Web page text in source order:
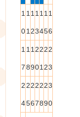
1
0
1
1
1
2
1
3
1
4
1
5
1
6
1
7
1
8
1
9
2
0
2
1
2
2
2
3
2
4
2
5
2
6
2
7
2
8
2
9
3
0